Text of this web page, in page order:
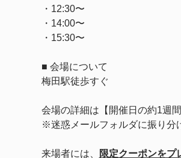
・12:30〜
・14:00〜
・15:30〜
■ 会場について
梅田駅徒歩すぐ
会場の詳細は【開催日の約1週
※迷惑メールフォルダに振り分
来場者には、 限定クーポンをプ